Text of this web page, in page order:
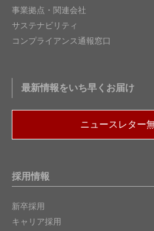
事業拠点・関連会社
サステナビリティ
コンプライアンス通報窓口
最新情報をいち早くお届け
ニュースレター
採用情報
新卒採用
キャリア採用